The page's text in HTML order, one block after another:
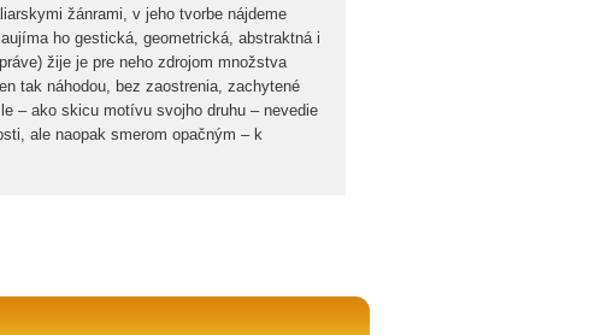
žánrami, v jeho tvorbe nájdeme
ho gestická, geometrická, abstraktná i
žije je pre neho zdrojom množstva
tak náhodou, bez zaostrenia, zachytené
– ako skicu motívu svojho druhu – nevedie
ale naopak smerom opačným – k